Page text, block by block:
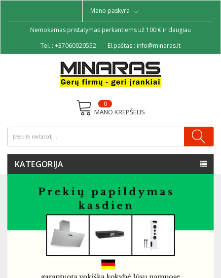
Mano paskyra
Nemokamas pristatymas perkantiems už 100 € ir daugiau
Tel. : +37060020552 El.paštas : info@minaras.lt
MANO KREPŠELIS
0
KATEGORIJA